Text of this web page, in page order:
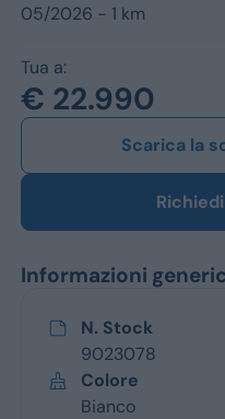
05/2026 - 1 km
Tua a:
€ 22.990
Scarica la
Informazioni
N. Stock
9023078
Colore
Bianco